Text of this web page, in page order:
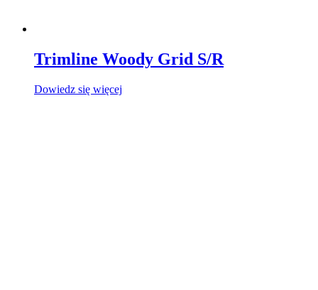
Trimline Woody Grid S/R
Dowiedz się więcej